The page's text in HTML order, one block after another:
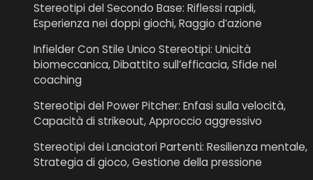
Stereotipi del Secondo Base: Riflessi rapidi,
Esperienza nei doppi giochi, Raggio d’azione
Infielder Con Stile Unico Stereotipi: Unicità
biomeccanica, Dibattito sull’efficacia, Sfide nel
coaching
Stereotipi del Power Pitcher: Enfasi sulla velocità,
Capacità di strikeout, Approccio aggressivo
Stereotipi dei Lanciatori Partenti: Resilienza mentale,
Strategia di gioco, Gestione della pressione